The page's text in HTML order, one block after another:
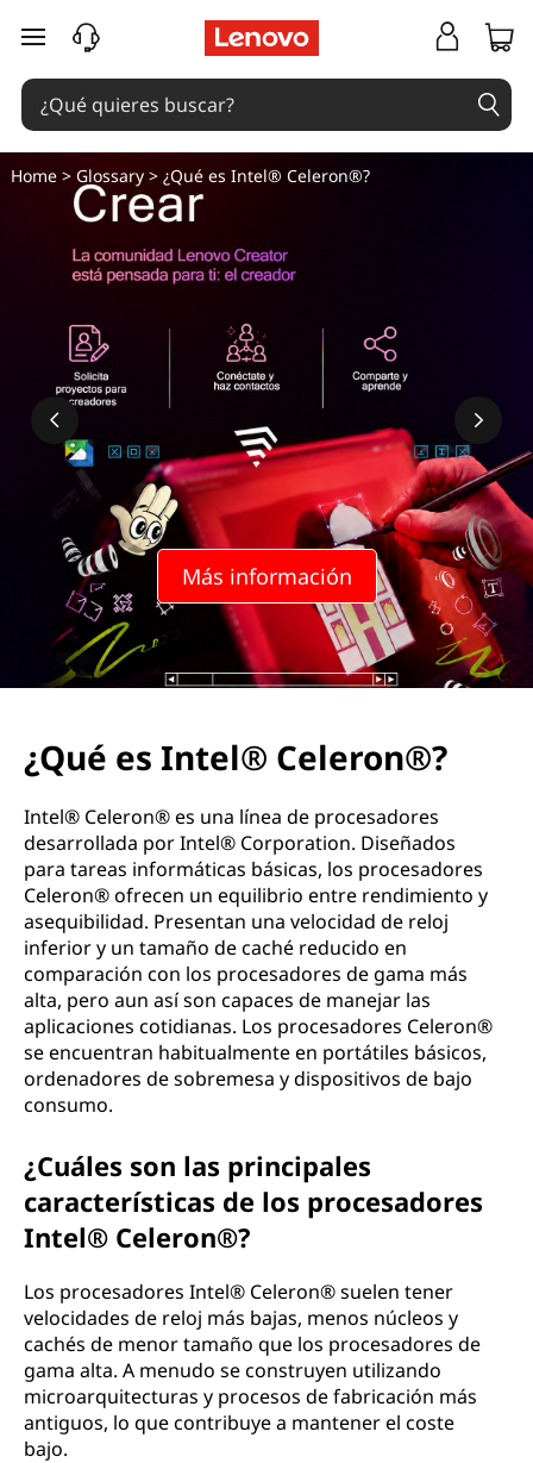
Ir al contenido principal
Más información
Home> Glossary> ¿Qué es Intel® Celeron®?
¿Qué es Intel® Celeron®?
Intel® Celeron® es una línea de procesadores
desarrollada por Intel® Corporation. Diseñados
para tareas informáticas básicas, los procesadores
Celeron® ofrecen un equilibrio entre rendimiento y
asequibilidad. Presentan una velocidad de reloj
inferior y un tamaño de caché reducido en
comparación con los procesadores de gama más
alta, pero aun así son capaces de manejar las
aplicaciones cotidianas. Los procesadores Celeron®
se encuentran habitualmente en portátiles básicos,
ordenadores de sobremesa y dispositivos de bajo
consumo.
¿Cuáles son las principales
características de los procesadores
Intel® Celeron®?
Los procesadores Intel® Celeron® suelen tener
velocidades de reloj más bajas, menos núcleos y
cachés de menor tamaño que los procesadores de
gama alta. A menudo se construyen utilizando
microarquitecturas y procesos de fabricación más
antiguos, lo que contribuye a mantener el coste
bajo.